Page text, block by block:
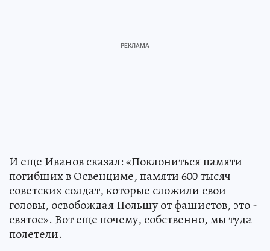
И еще Иванов сказал: «Поклониться памяти
погибших в Освенциме, памяти 600 тысяч
советских солдат, которые сложили свои
головы, освобождая Польшу от фашистов, это -
святое». Вот еще почему, собственно, мы туда
полетели.